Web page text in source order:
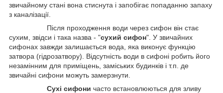
звичайному стані вона стиснута і запобігає попаданню запаху
з каналізації.
Після проходження води через сифон він стає
сухим, звідси і така назва - "сухий сифон". У звичайних
сифонах завжди залишається вода, яка виконує функцію
затвора (гідрозатвору). Відсутність води в сифоні робить його
незамінним для приміщень, заміських будинків і т.п. де
звичайні сифони можуть замерзнути.
Сухі сифони часто встановлюються для зливу